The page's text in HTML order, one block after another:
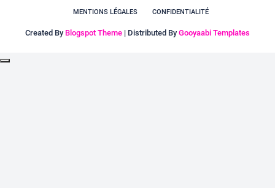
MENTIONS LÉGALES CONFIDENTIALITÉ
Created By Blogspot Theme | Distributed By Gooyaabi Templates